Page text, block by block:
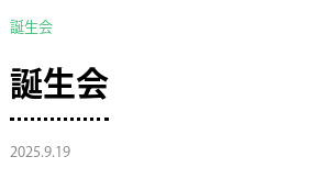
誕生会
誕生会
2025.9.19